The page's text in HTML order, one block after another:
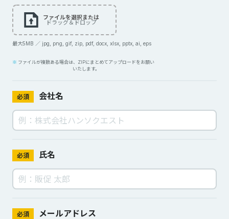
ファイルを選択または
ドラッグ＆ドロップ
最大5MB ／ jpg, png, gif, zip, pdf, docx, xlsx, pptx, ai, eps
ファイルが複数ある場合は、ZIPにまとめてアップロードをお願い
いたします。
必須 会社名
必須 氏名
必須 メールアドレス